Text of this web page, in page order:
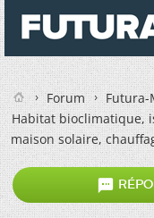
Forum
Futura-
Habitat bioclimatique,
maison solaire,
